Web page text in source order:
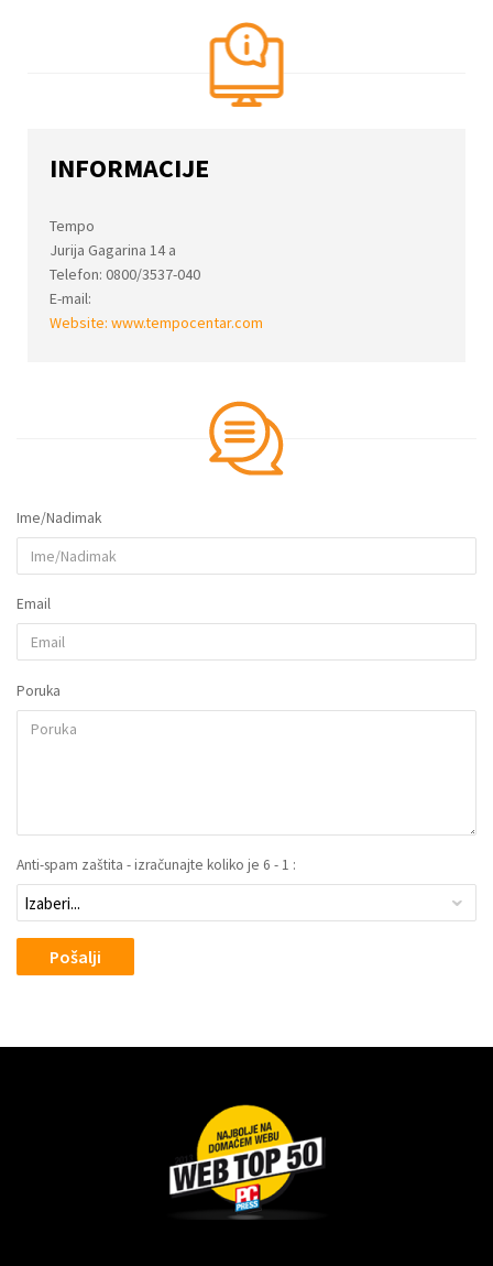
INFORMACIJE
Tempo
Jurija Gagarina 14 a
Telefon: 0800/3537-040
E-mail:
Website: www.tempocentar.com
Ime/Nadimak
Email
Poruka
Anti-spam zaštita - izračunajte koliko je 6 - 1 :
Pošalji